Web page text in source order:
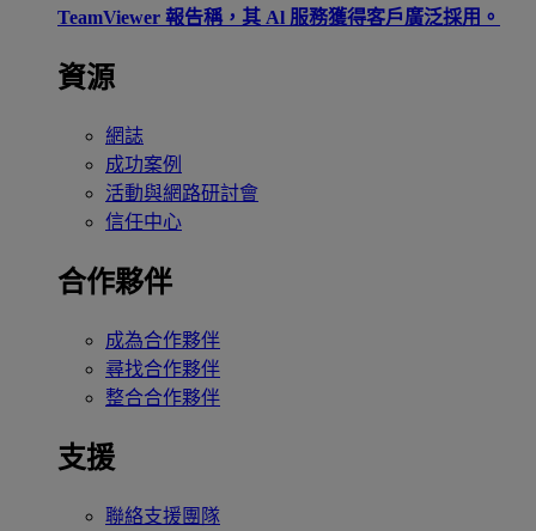
TeamViewer 報告稱，其 Al 服務獲得客戶廣泛採用。
資源
網誌
成功案例
活動與網路研討會
信任中心
合作夥伴
成為合作夥伴
尋找合作夥伴
整合合作夥伴
支援
聯絡支援團隊